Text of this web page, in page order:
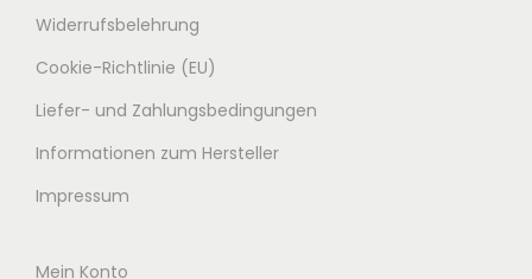
Widerrufsbelehrung
Cookie-Richtlinie (EU)
Liefer- und Zahlungsbedingungen
Informationen zum Hersteller
Impressum
Mein Konto